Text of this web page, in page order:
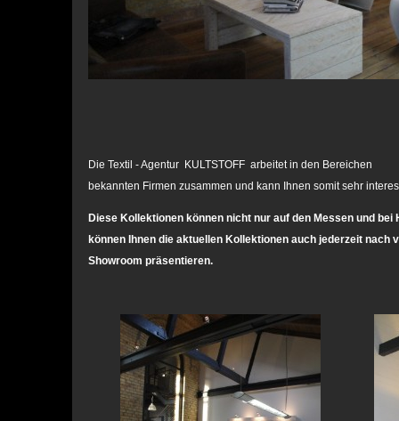
Die Textil - Agentur KULTSTOFF arbeitet in den
bekannten Firmen zusammen und kann Ihnen somit sehr
Diese Kollektionen können nicht nur auf den Messen und
können Ihnen die aktuellen Kollektionen auch jederzeit
Showroom präsentieren.